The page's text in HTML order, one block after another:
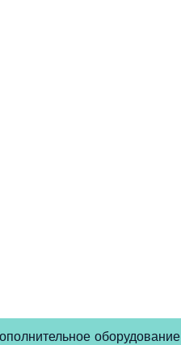
оборудование